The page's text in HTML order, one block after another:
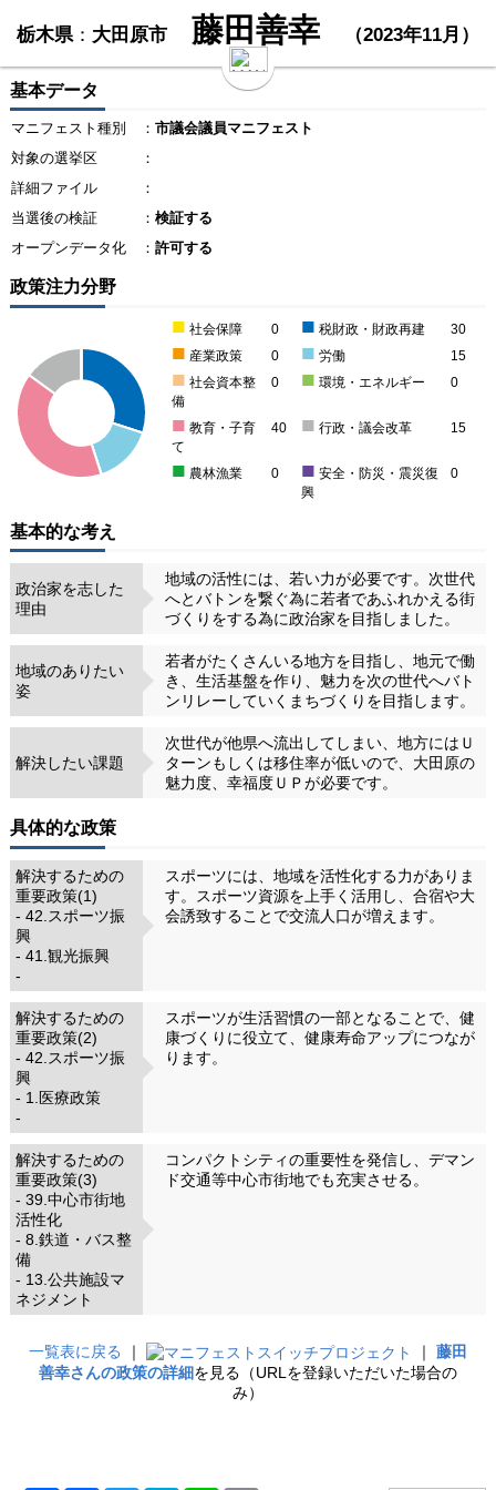
栃木県： 大田原市 藤田善幸 （2023年11月）
基本データ
マニフェスト種別 ： 市議会議員マニフェスト
対象の選挙区
：
詳細ファイル
：
当選後の検証
： 検証する
オープンデータ化
： 許可する
政策注力分野
■ 社会保障 0 ■ 税財政・財政再建 30
■ 産業政策 0 ■ 労働 15
■ 社会資本整
備
0 ■ 環境・エネルギー 0
■ 教育・子育
て
40 ■ 行政・議会改革 15
■ 農林漁業 0 ■ 安全・防災・震災復
興
0
基本的な考え
政治家を志した
理由
地域の活性には、若い力が必要です。次世代
へとバトンを繋ぐ為に若者であふれかえる街
づくりをする為に政治家を目指しました。
地域のありたい
姿
若者がたくさんいる地方を目指し、地元で働
き、生活基盤を作り、魅力を次の世代へバト
ンリレーしていくまちづくりを目指します。
解決したい課題
次世代が他県へ流出してしまい、地方にはＵ
ターンもしくは移住率が低いので、大田原の
魅力度、幸福度ＵＰが必要です。
具体的な政策
解決するための
重要政策(1)
- 42.スポーツ振
興
- 41.観光振興
-
スポーツには、地域を活性化する力がありま
す。スポーツ資源を上手く活用し、合宿や大
会誘致することで交流人口が増えます。
解決するための
重要政策(2)
- 42.スポーツ振
興
- 1.医療政策
-
スポーツが生活習慣の一部となることで、健
康づくりに役立て、健康寿命アップにつなが
ります。
解決するための
重要政策(3)
- 39.中心市街地
活性化
- 8.鉄道・バス整
備
- 13.公共施設マ
ネジメント
コンパクトシティの重要性を発信し、デマン
ド交通等中心市街地でも充実させる。
一覧表に戻る ｜ ｜ 藤田
善幸さんの政策の詳細を見る（URLを登録いただいた場合の
み）